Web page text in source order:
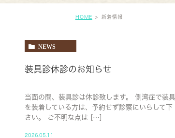
HOME 新着情報
NEWS
装具診休診のお知らせ
当面の間、装具診は休診致します。 側湾症で装具
を装着している方は、予約せず診察にいらして下
さい。 ご不明な点は […]
2026.05.11